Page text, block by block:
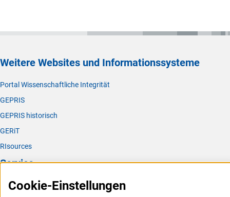
Weitere Websites und Informationssysteme
Portal Wissenschaftliche Integrität
GEPRIS
GEPRIS historisch
GERiT
RIsources
Service
Presse
Cookie-Einstellungen